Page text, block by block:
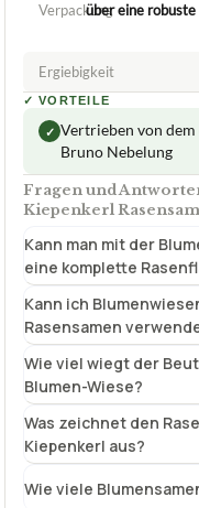
Verpackungüber eine
Ergiebigkeit
✓ VORTEILE
✓ Vertrieben von
Bruno Nebelung
Fragen und
Kiepenkerl
Kann man mit der
eine komplette
Kann ich
Rasensamen
Wie viel wiegt der
Blumen-Wiese?
Was zeichnet den Rasensamen
Kiepenkerl aus?
Wie viele